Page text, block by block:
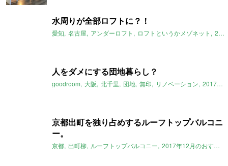
水周りが全部ロフトに？！
愛知 名古屋 アンダーロフト ロフトというかメゾネット 2017年12月のおすすめ
人をダメにする団地暮らし？
goodroom 大阪 北千里 団地 無印 リノベーション 2017年12月のおすすめ
京都出町を独り占めするルーフトップバルコニ
ー。
京都 出町柳 ルーフトップバルコニー 2017年12月のおすすめ